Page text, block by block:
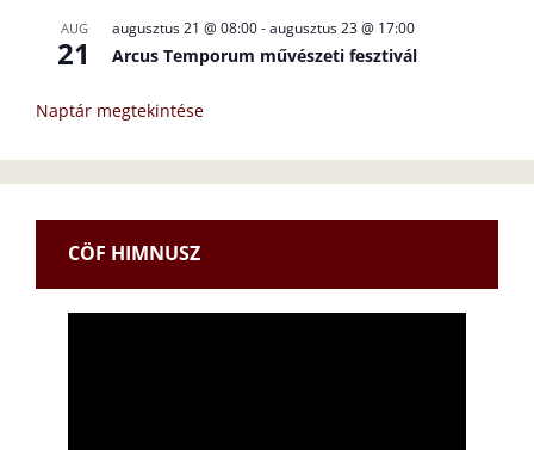
AUG
21
augusztus 21 @ 08:00-augusztus 23 @ 17:00
Arcus Temporum művészeti fesztivál
Naptár megtekintése
CÖF HIMNUSZ